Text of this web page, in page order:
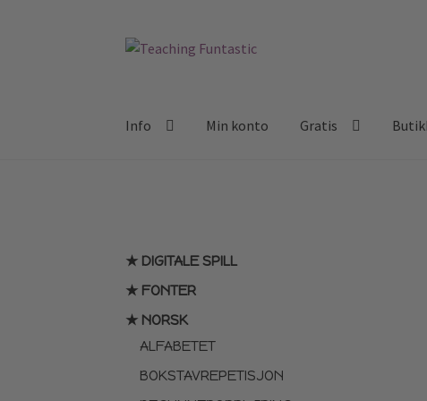
Hopp
Hopp
Info Min konto Gratis
★ DIGITALE SPILL
★ FONTER
★ NORSK
ALFABETET
BOKSTAVREPETISJON